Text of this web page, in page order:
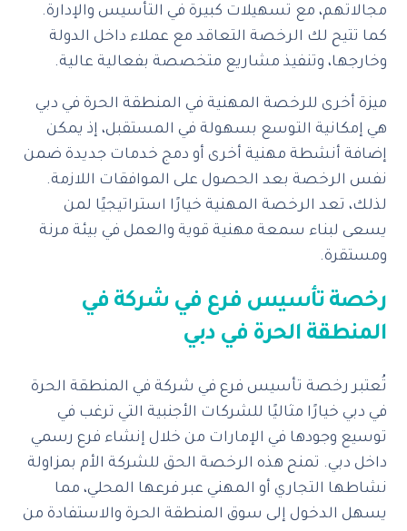
مجالاتهم، مع تسهيلات كبيرة في التأسيس والإدارة.
كما تتيح لك الرخصة التعاقد مع عملاء داخل الدولة
وخارجها، وتنفيذ مشاريع متخصصة بفعالية عالية.
ميزة أخرى للرخصة المهنية في المنطقة الحرة في دبي
هي إمكانية التوسع بسهولة في المستقبل، إذ يمكن
إضافة أنشطة مهنية أخرى أو دمج خدمات جديدة ضمن
نفس الرخصة بعد الحصول على الموافقات اللازمة.
لذلك، تعد الرخصة المهنية خيارًا استراتيجيًا لمن
يسعى لبناء سمعة مهنية قوية والعمل في بيئة مرنة
ومستقرة.
رخصة تأسيس فرع في شركة في
المنطقة الحرة في دبي
تُعتبر رخصة تأسيس فرع في شركة في المنطقة الحرة
في دبي خيارًا مثاليًا للشركات الأجنبية التي ترغب في
توسيع وجودها في الإمارات من خلال إنشاء فرع رسمي
داخل دبي. تمنح هذه الرخصة الحق للشركة الأم بمزاولة
نشاطها التجاري أو المهني عبر فرعها المحلي، مما
يسهل الدخول إلى سوق المنطقة الحرة والاستفادة من